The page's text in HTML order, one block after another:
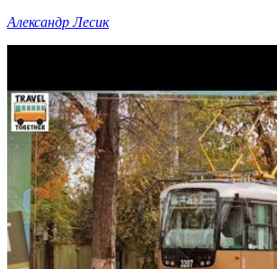
Александр Лесик